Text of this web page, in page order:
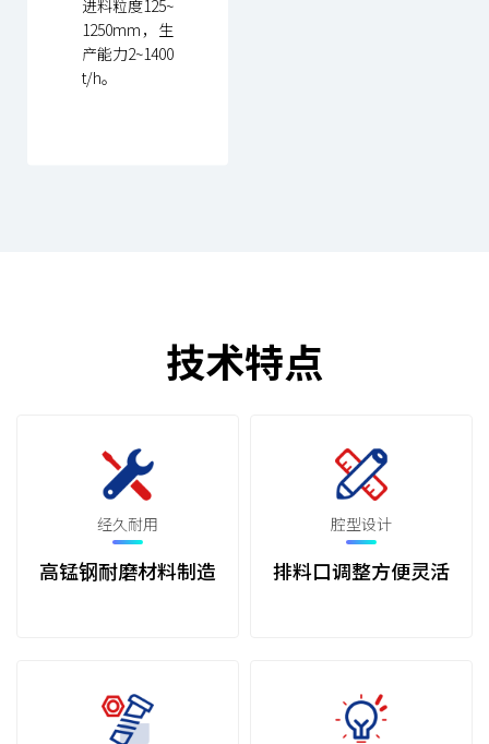
进料粒度125~
1250mm，生
产能力2~1400
t/h。
技术特点
经久耐用
高锰钢耐磨材料制造
腔型设计
排料口调整方便灵活